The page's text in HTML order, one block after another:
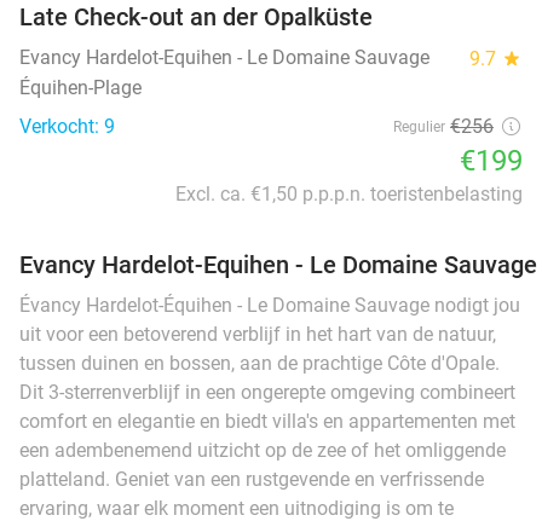
Late Check-out an der Opalküste
Evancy Hardelot-Equihen - Le Domaine Sauvage 9.7 star
Équihen-Plage
Verkocht: 9
Regulier €256
€199
Excl. ca. €1,50 p.p.p.n. toeristenbelasting
Evancy Hardelot-Equihen - Le Domaine Sauvage
Évancy Hardelot-Équihen - Le Domaine Sauvage nodigt jou
uit voor een betoverend verblijf in het hart van de natuur,
tussen duinen en bossen, aan de prachtige Côte d'Opale.
Dit 3-sterrenverblijf in een ongerepte omgeving combineert
comfort en elegantie en biedt villa's en appartementen met
een adembenemend uitzicht op de zee of het omliggende
platteland. Geniet van een rustgevende en verfrissende
ervaring, waar elk moment een uitnodiging is om te